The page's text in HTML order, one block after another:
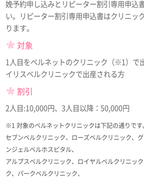
娩予約申し込みとリピーター割引専用申込
い。リピーター割引専用申込書はクリニッ
ります。
対象
1人目をベルネットのクリニック（※1）で
イリスベルクリニックで出産される方
割引
2人目:10,000円、3人目以降：50,000円
※1 対象のベルネットクリニックは下記の通りです
セブンベルクリニック、ローズベルクリニック、
ンジェルベルホスピタル、
アルプスベルクリニック、ロイヤルベルクリニッ
ク、パークベルクリニック、